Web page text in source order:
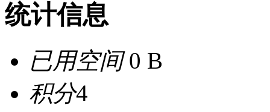
统计信息
已用空间0 B
积分4